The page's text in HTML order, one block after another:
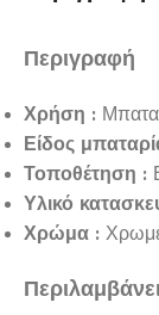
Περιγραφή
Χρήση :
Είδος
Τοποθέτηση :
Υλικό
Χρώμα :
Περιλαμβάνει